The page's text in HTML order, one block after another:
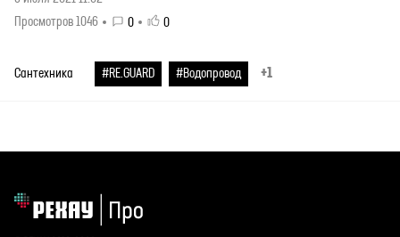
Просмотров 1046
0 0
Сантехника #RE.GUARD #Водопровод +1